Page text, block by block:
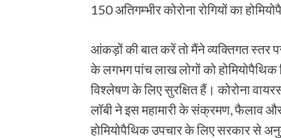
150 अतिगम्भीर कोरोना रोगियों का
आंकड़ों की बात करें तो मैंने व्यक्तिगत स्तर
के लगभग पांच लाख लोगों को
विश्लेषण के लिए सुरक्षित हैं। कोरोना
लॉबी ने इस महामारी के संक्रमण, फैलाव
होमियोपैथिक उपचार के लिए सरकार से